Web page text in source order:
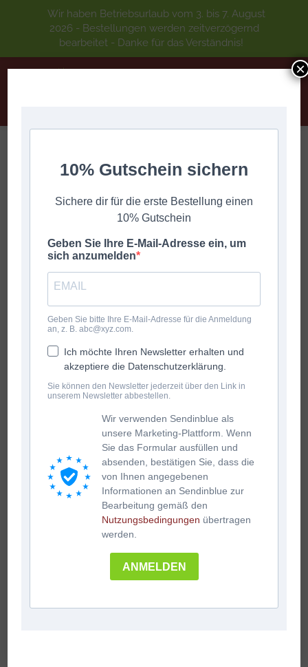
SUMBERGER BAUER – Walzer
Sie befinden sich hier:
SUMBERGER BAUER – Walzer
Wir haben Betriebsurlaub vom 3. bis 7. August
2026 - Bestellungen werden zeitverzögernd
bearbeitet - Danke für das Verständnis!
10% Gutschein sichern
Sichere dir für die erste Bestellung einen
10% Gutschein
Geben Sie Ihre E-Mail-Adresse ein, um
sich anzumelden
Geben Sie bitte Ihre E-Mail-Adresse für die Anmeldung
an, z. B. abc@xyz.com.
Ich möchte Ihren Newsletter erhalten und
akzeptiere die Datenschutzerklärung.
Sie können den Newsletter jederzeit über den Link in
unserem Newsletter abbestellen.
Wir verwenden Sendinblue als
unsere Marketing-Plattform. Wenn
Sie das Formular ausfüllen und
absenden, bestätigen Sie, dass die
von Ihnen angegebenen
Informationen an Sendinblue zur
Bearbeitung gemäß den
Nutzungsbedingungen übertragen
werden.
ANMELDEN
×